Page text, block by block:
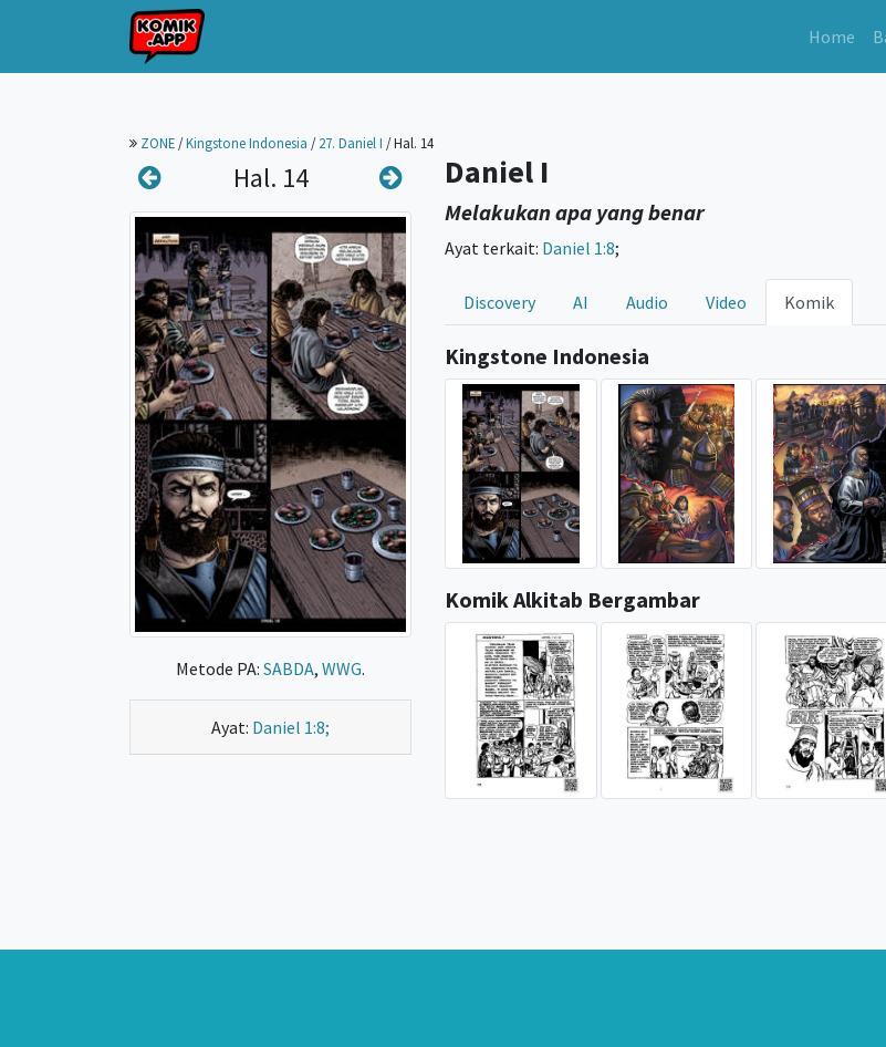
Home
ZONE /Kingstone Indonesia /27. Daniel I /Hal. 14
Hal. 14
Metode PA: SABDA, WWG.
Ayat: Daniel 1:8;
Daniel I
Melakukan apa yang benar
Ayat terkait: Daniel 1:8;
Discovery AI Audio Video Komik
Kingstone Indonesia
Komik Alkitab Bergambar